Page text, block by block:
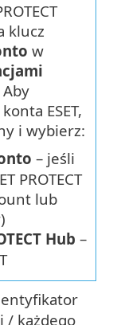
klucz
w
Aby
ESET,
i wybierz:
– jeśli
PROTECT
lub
Hub –
/ każdego